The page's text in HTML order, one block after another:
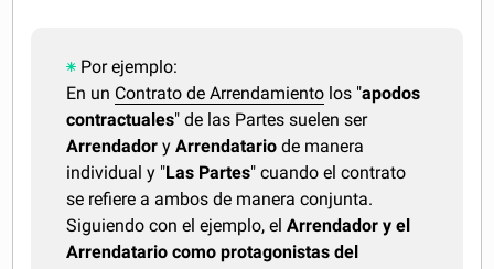
Por ejemplo:
En un Contrato de Arrendamiento los "apodos
contractuales" de las Partes suelen ser
Arrendador yArrendatario de manera
individual y "Las Partes" cuando el contrato
se refiere a ambos de manera conjunta.
Siguiendo con el ejemplo, el Arrendador y el
Arrendatario como protagonistas del